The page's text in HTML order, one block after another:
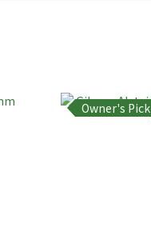
Owner's Pick